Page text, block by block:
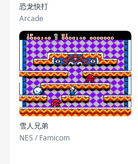
恐龙快打
Arcade
雪人兄弟
NES / Famicom